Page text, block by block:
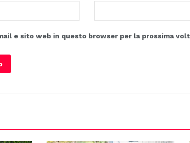
e sito web in questo browser per la prossima